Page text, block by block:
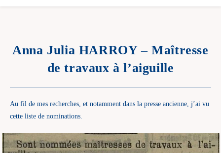
Anna Julia HARROY – Maîtresse
de travaux à l’aiguille
Au fil de mes recherches, et notamment dans la presse ancienne, j’ai vu
cette liste de nominations.